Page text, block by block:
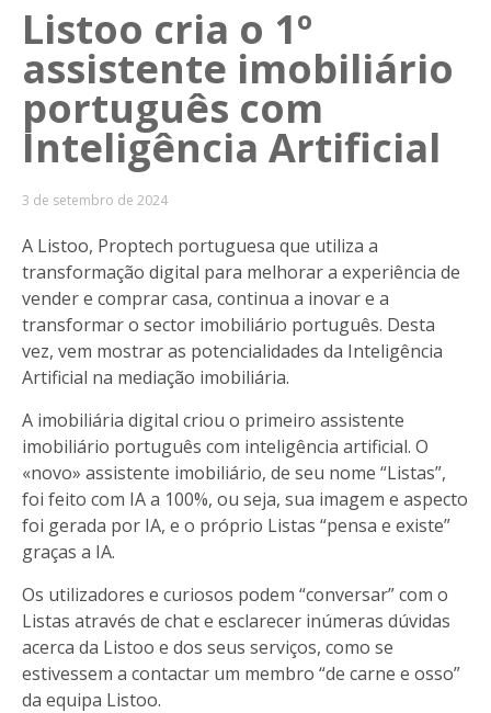
Listoo cria o 1º
assistente imobiliário
português com
Inteligência Artificial
3 de setembro de 2024
A Listoo, Proptech portuguesa que utiliza a
transformação digital para melhorar a experiência de
vender e comprar casa, continua a inovar e a
transformar o sector imobiliário português. Desta
vez, vem mostrar as potencialidades da Inteligência
Artificial na mediação imobiliária.
A imobiliária digital criou o primeiro assistente
imobiliário português com inteligência artificial. O
«novo» assistente imobiliário, de seu nome “Listas”,
foi feito com IA a 100%, ou seja, sua imagem e aspecto
foi gerada por IA, e o próprio Listas “pensa e existe”
graças a IA.
Os utilizadores e curiosos podem “conversar” com o
Listas através de chat e esclarecer inúmeras dúvidas
acerca da Listoo e dos seus serviços, como se
estivessem a contactar um membro “de carne e osso”
da equipa Listoo.